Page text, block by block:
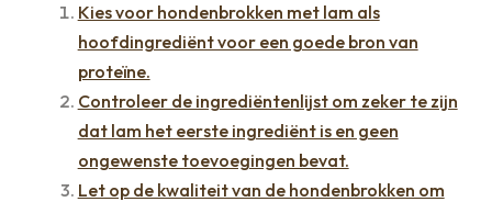
Kies voor hondenbrokken met lam als
hoofdingrediënt voor een goede bron van
proteïne.
Controleer de ingrediëntenlijst om zeker te zijn
dat lam het eerste ingrediënt is en geen
ongewenste toevoegingen bevat.
Let op de kwaliteit van de hondenbrokken om